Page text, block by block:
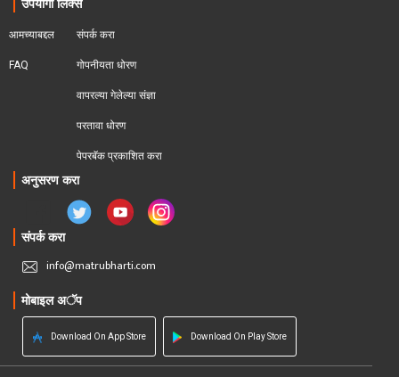
उपयोगी लिंक्स
आमच्याबद्दल
FAQ
संपर्क करा
गोपनीयता धोरण
वापरल्या गेलेल्या संज्ञा
परतावा धोरण
पेपरबॅक प्रकाशित करा
अनुसरण करा
संपर्क करा
info@matrubharti.com
मोबाइल अॅप
Download On App Store Download On Play Store